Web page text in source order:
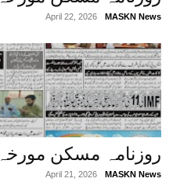
MASKN News
April 22, 2026
روزنامہ مسکن مورخہ 22 اپریل 2026
MASKN News
April 21, 2026